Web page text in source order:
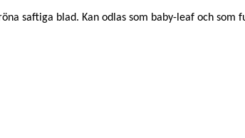
saftiga blad. Kan odlas som baby-leaf och